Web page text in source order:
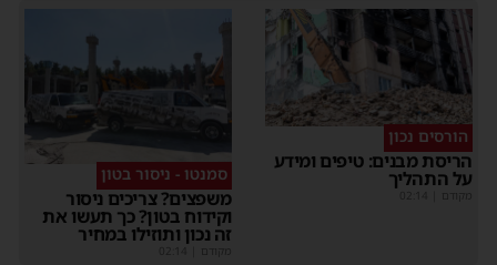
הורסים נכון
הריסת מבנים: טיפים ומידע
על התהליך
מקודם
סמנטו - ניסור בטון
משפצים? צריכים ניסור
וקידוח בטון? כך תעשו את
זה נכון ותוזילו במחיר
מקודם